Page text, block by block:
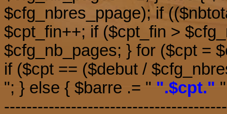
$cfg_nbres_ppage); if
$cpt_fin++; if ($cpt_fin >
$cfg_nb_pages; } for ($cpt =
if ($cpt == ($debut /
"; } else { $barre .= " ".$cpt."